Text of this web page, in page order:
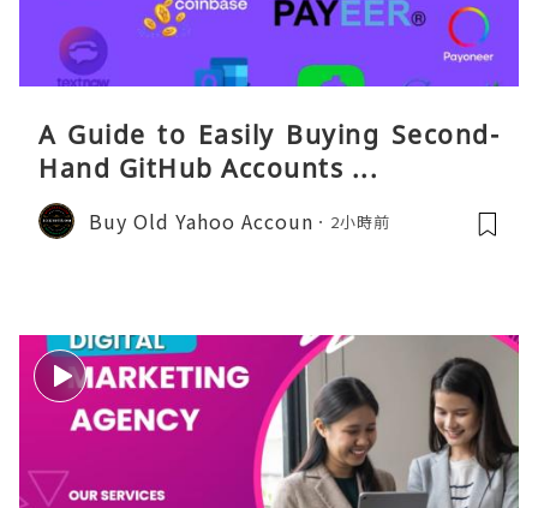
A Guide to Easily Buying Second-
Hand GitHub Accounts ...
Buy Old Yahoo Accoun 2小時前